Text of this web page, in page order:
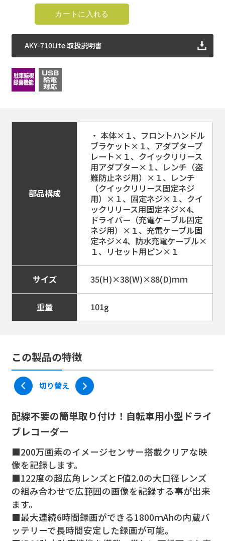
AKY-710Lite 取扱説明書
部品構成
・ 本体×１、フロントハンドル
ブラケット×１、アダプタープ
レート×１、クイックリリース
用アダプター×１、レンチ（盗
難防止ネジ用）×１、レンチ
（クイックリリース固定ネジ
用）×１、固定ネジ×１、クイ
ックリリース用固定ネジ×4、
ドライバー（充電ケーブル固定
ネジ用）×１、充電ケーブル固
定ネジ×4、防水充電ケーブル×
１、リセット用ピン×１
サイズ 35(H)×38(W)×88(D)ｍｍ
重量 101g
この製品の特徴
切り替え
配線不要の簡単取り付け！自転車用小型ドライ
ブレコーダー
■200万画素のイメージセンサー搭載クリアな映
像を記録します。
■122度の超広角レンズとF値2.0の大口径レンズ
の組み合わせで広範囲の画像を記録する事が出来
ます。
■最大連続6時間録画ができる1800ｍAhの内蔵バ
ッテリーで長時間安定した録画が可能。